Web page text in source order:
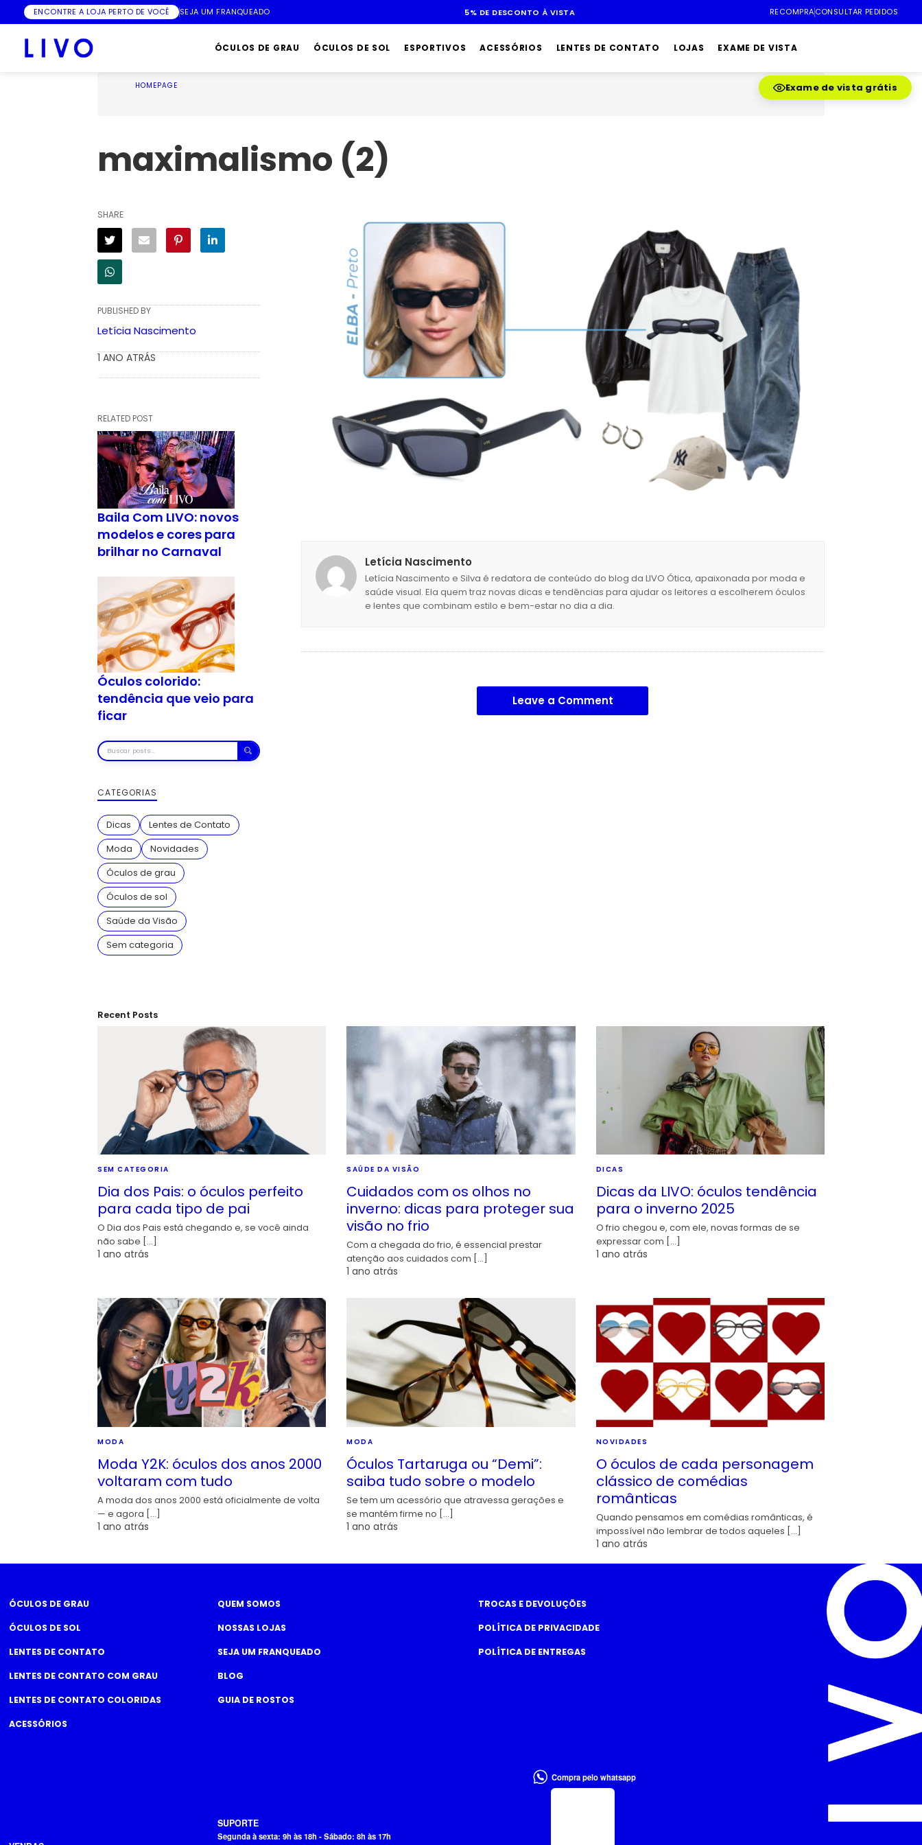
ENCONTRE A LOJA PERTO DE VOCÊ SEJA UM FRANQUEADO RECOMPRACONSULTAR PEDIDOS
ÓCULOS DE GRAU ÓCULOS DE SOL ESPORTIVOS ACESSÓRIOS LENTES DE CONTATO LOJAS EXAME DE VISTA
Exame de vista grátis
HOMEPAGE
maximalismo (2)
Letícia Nascimento
Letícia Nascimento e Silva é redatora de conteúdo do blog da LIVO Ótica, apaixonada por moda e
saúde visual. Ela quem traz novas dicas e tendências para ajudar os leitores a escolherem óculos
e lentes que combinam estilo e bem-estar no dia a dia.
Leave a Comment
SHARE
PUBLISHED BY
Letícia Nascimento
1 ANO ATRÁS
RELATED POST
Baila Com LIVO: novos
modelos e cores para
brilhar no Carnaval
Óculos colorido:
tendência que veio para
ficar
Buscar
posts
CATEGORIAS
Dicas
Lentes de Contato
Moda
Novidades
Óculos de grau
Óculos de sol
Saúde da Visão
Sem categoria
Recent Posts
SEM CATEGORIA
Dia dos Pais: o óculos perfeito
para cada tipo de pai
O Dia dos Pais está chegando e, se você ainda
não sabe […]
1 ano atrás
SAÚDE DA VISÃO
Cuidados com os olhos no
inverno: dicas para proteger sua
visão no frio
Com a chegada do frio, é essencial prestar
atenção aos cuidados com […]
1 ano atrás
DICAS
Dicas da LIVO: óculos tendência
para o inverno 2025
O frio chegou e, com ele, novas formas de se
expressar com […]
1 ano atrás
MODA
Moda Y2K: óculos dos anos 2000
voltaram com tudo
A moda dos anos 2000 está oficialmente de volta
— e agora […]
1 ano atrás
MODA
Óculos Tartaruga ou “Demi”:
saiba tudo sobre o modelo
Se tem um acessório que atravessa gerações e
se mantém firme no […]
1 ano atrás
NOVIDADES
O óculos de cada personagem
clássico de comédias
românticas
Quando pensamos em comédias românticas, é
impossível não lembrar de todos aqueles […]
1 ano atrás
ÓCULOS DE GRAU
ÓCULOS DE SOL
LENTES DE CONTATO
LENTES DE CONTATO COM GRAU
LENTES DE CONTATO COLORIDAS
ACESSÓRIOS
QUEM SOMOS
NOSSAS LOJAS
SEJA UM FRANQUEADO
BLOG
GUIA DE ROSTOS
SUPORTE
Segunda à sexta: 9h às 18h - Sábado: 8h às 17h
TROCAS E DEVOLUÇÕES
POLÍTICA DE PRIVACIDADE
POLÍTICA DE ENTREGAS
Compra pelo whatsapp